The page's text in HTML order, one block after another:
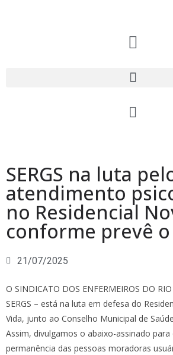
SERGS na luta
atendimento
no Residencial
conforme prevê o
21/07/2025
O SINDICATO DOS ENFERMEIROS DO
SERGS – está na luta em defesa do
Vida, junto ao Conselho Municipal de
Assim, divulgamos o abaixo-assinado para
permanência das pessoas moradoras